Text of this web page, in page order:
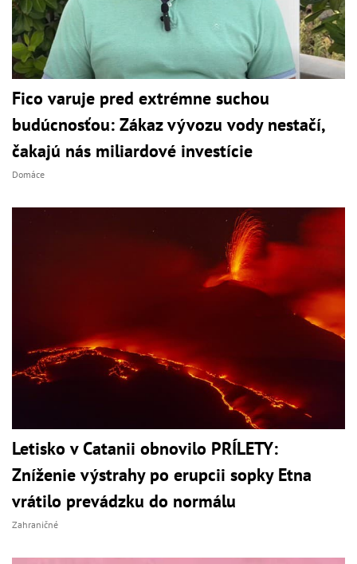
Fico varuje pred extrémne suchou
budúcnosťou: Zákaz vývozu vody nestačí,
čakajú nás miliardové investície
Domáce
Letisko v Catanii obnovilo PRÍLETY:
Zníženie výstrahy po erupcii sopky Etna
vrátilo prevádzku do normálu
Zahraničné